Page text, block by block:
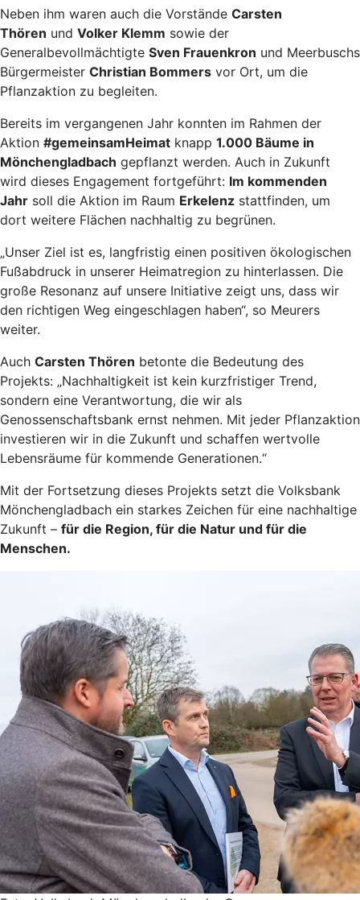
Neben ihm waren auch die Vorstände Carsten
Thören und Volker Klemm sowie der
Generalbevollmächtigte Sven Frauenkron und Meerbuschs
Bürgermeister Christian Bommers vor Ort, um die
Pflanzaktion zu begleiten.
Bereits im vergangenen Jahr konnten im Rahmen der
Aktion #gemeinsamHeimat knapp 1.000 Bäume in
Mönchengladbach gepflanzt werden. Auch in Zukunft
wird dieses Engagement fortgeführt: Im kommenden
Jahr soll die Aktion im Raum Erkelenz stattfinden, um
dort weitere Flächen nachhaltig zu begrünen.
„Unser Ziel ist es, langfristig einen positiven ökologischen
Fußabdruck in unserer Heimatregion zu hinterlassen. Die
große Resonanz auf unsere Initiative zeigt uns, dass wir
den richtigen Weg eingeschlagen haben“, so Meurers
weiter.
Auch Carsten Thören betonte die Bedeutung des
Projekts: „Nachhaltigkeit ist kein kurzfristiger Trend,
sondern eine Verantwortung, die wir als
Genossenschaftsbank ernst nehmen. Mit jeder Pflanzaktion
investieren wir in die Zukunft und schaffen wertvolle
Lebensräume für kommende Generationen.“
Mit der Fortsetzung dieses Projekts setzt die Volksbank
Mönchengladbach ein starkes Zeichen für eine nachhaltige
Zukunft – für die Region, für die Natur und für die
Menschen.